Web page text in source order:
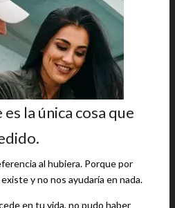
la única cosa que
al hubiera. Porque por
y no nos ayudaría en nada.
en tu vida, no pudo haber